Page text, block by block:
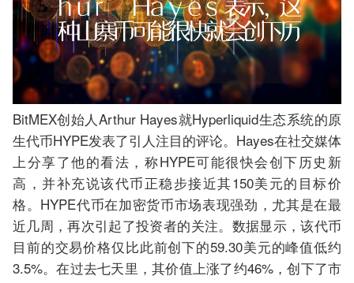
BitMEX创始人Arthur Hayes就Hyperliquid生态系统的原
生代币HYPE发表了引人注目的评论。Hayes在社交媒体
上分享了他的看法，称HYPE可能很快会创下历史新
高，并补充说该代币正稳步接近其150美元的目标价
格。HYPE代币在加密货币市场表现强劲，尤其是在最
近几周，再次引起了投资者的关注。数据显示，该代币
目前的交易价格仅比此前创下的59.30美元的峰值低约
3.5%。在过去七天里，其价值上涨了约46%，创下了市